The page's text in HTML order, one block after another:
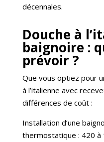
décennales.
Douche à
baignoire :
prévoir ?
Que vous optiez pour
à l’italienne avec
différences de coût :
Installation d’une
thermostatique : 420 à